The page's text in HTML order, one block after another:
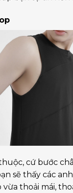
cứ bước
sẽ thấy các
vừa thoải mái,